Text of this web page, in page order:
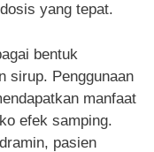
yang tepat.
bentuk
sirup. Penggunaan
manfaat
efek samping.
pasien